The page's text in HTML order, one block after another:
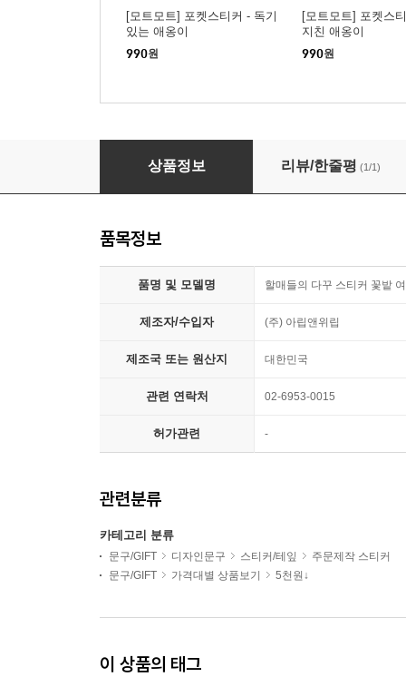
[모트모트] 포켓스티커 - 독기
있는 애옹이
990원
[모트모트] 포켓스
지친 애옹이
990원
할매들의 꽃밭 여름 가을 겨울 다꾸 스티커
상품정보 리뷰/한줄평 (1/1)
품목정보
품명 및 모델명 할매들의 다꾸 스티커 꽃밭
제조자/수입자 (주) 아립앤위립
제조국 또는 원산지 대한민국
관련 연락처 02-6953-0015
허가관련 -
관련분류
카테고리 분류
문구/GIFT 디자인문구 스티커/테잎
주문제작 스티커
문구/GIFT
가격대별 상품보기 5천원↓
이 상품의 태그